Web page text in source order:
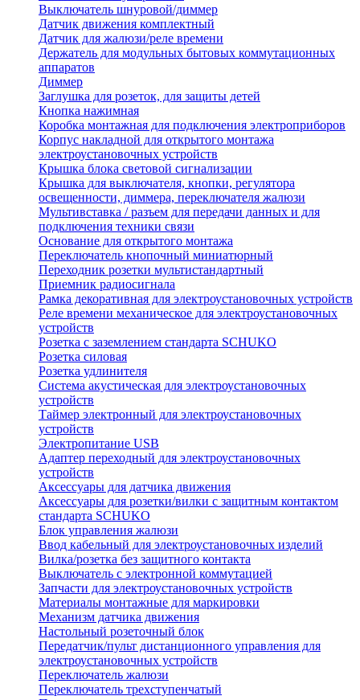
Выключатель шнуровой/диммер
Датчик движения комплектный
Датчик для жалюзи/реле времени
Держатель для модульных бытовых коммутационных
аппаратов
Диммер
Заглушка для розеток, для защиты детей
Кнопка нажимная
Коробка монтажная для подключения электроприборов
Корпус накладной для открытого монтажа
электроустановочных устройств
Крышка блока световой сигнализации
Крышка для выключателя, кнопки, регулятора
освещенности, диммера, переключателя жалюзи
Мультивставка / разъем для передачи данных и для
подключения техники связи
Основание для открытого монтажа
Переключатель кнопочный миниатюрный
Переходник розетки мультистандартный
Приемник радиосигнала
Рамка декоративная для электроустановочных устройств
Реле времени механическое для электроустановочных
устройств
Розетка с заземлением стандарта SCHUKO
Розетка силовая
Розетка удлинителя
Система акустическая для электроустановочных
устройств
Таймер электронный для электроустановочных
устройств
Электропитание USB
Адаптер переходный для электроустановочных
устройств
Аксессуары для датчика движения
Аксессуары для розетки/вилки с защитным контактом
стандарта SCHUKO
Блок управления жалюзи
Ввод кабельный для электроустановочных изделий
Вилка/розетка без защитного контакта
Выключатель с электронной коммутацией
Запчасти для электроустановочных устройств
Материалы монтажные для маркировки
Механизм датчика движения
Настольный розеточный блок
Передатчик/пульт дистанционного управления для
электроустановочных устройств
Переключатель жалюзи
Переключатель трехступенчатый